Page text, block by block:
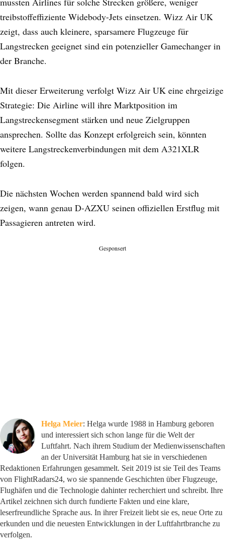
treibstoffeffiziente Widebody-Jets einsetzen. Wizz Air UK
zeigt, dass auch kleinere, sparsamere Flugzeuge für
Langstrecken geeignet sind ein potenzieller Gamechanger in
der Branche.
Mit dieser Erweiterung verfolgt Wizz Air UK eine ehrgeizige
Strategie: Die Airline will ihre Marktposition im
Langstreckensegment stärken und neue Zielgruppen
ansprechen. Sollte das Konzept erfolgreich sein, könnten
weitere Langstreckenverbindungen mit dem A321XLR
folgen.
Die nächsten Wochen werden spannend bald wird sich
zeigen, wann genau D-AZXU seinen offiziellen Erstflug mit
Passagieren antreten wird.
Gesponsert
Helga Meier: Helga wurde 1988 in Hamburg geboren
und interessiert sich schon lange für die Welt der
Luftfahrt. Nach ihrem Studium der Medienwissenschaften
an der Universität Hamburg hat sie in verschiedenen
Redaktionen Erfahrungen gesammelt. Seit 2019 ist sie Teil des Teams
von FlightRadars24, wo sie spannende Geschichten über Flugzeuge,
Flughäfen und die Technologie dahinter recherchiert und schreibt. Ihre
Artikel zeichnen sich durch fundierte Fakten und eine klare,
leserfreundliche Sprache aus. In ihrer Freizeit liebt sie es, neue Orte zu
erkunden und die neuesten Entwicklungen in der Luftfahrtbranche zu
verfolgen.